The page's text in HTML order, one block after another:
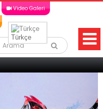
Video Galeri
Türkçe